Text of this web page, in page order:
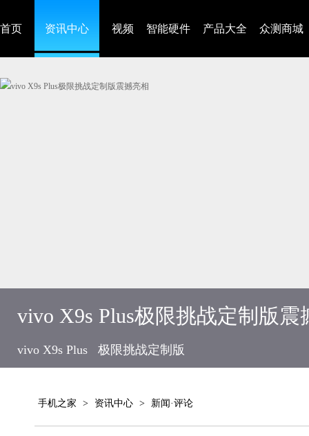
首页 资讯中心 视频 智能硬件 产品大全 众测商城
vivo X9s Plus极限挑战定制版震
vivo X9s Plus 极限挑战定制版
手机之家 > 资讯中心 > 新闻·评论